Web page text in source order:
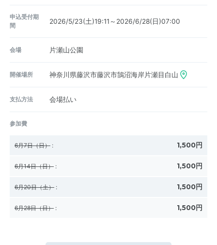
申込受付期
間
2026/5/23(土)19:11～2026/6/28(日)07:00
会場 片瀬山公園
開催場所 神奈川県藤沢市藤沢市鵠沼海岸片瀬目白山
支払方法 会場払い
参加費
6月7日（日） : 1,500円
6月14日（日） : 1,500円
6月20日（土） : 1,500円
6月28日（日） : 1,500円